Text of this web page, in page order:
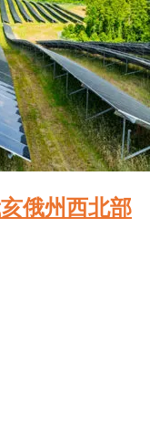
俄州西北部